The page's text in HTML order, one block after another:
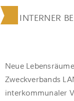
INTERNER
Neue
Zweckverbands
interkommunaler